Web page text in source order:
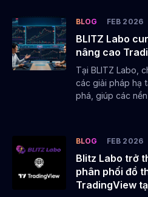
BLOG FEB 2026
BLITZ Labo
nâng cao
Tại BLITZ Labo,
các giải pháp hạ
phá, giúp các
nghệ
bitcastle.
BLOG FEB 2026
Blitz Labo trở
phân phối đồ
TradingView